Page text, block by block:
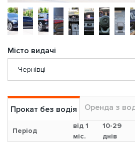
Місто видачі
Прокат без водія Оренда з
Період
від 1
міс.
10-29
днів